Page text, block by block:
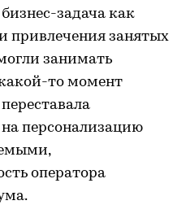
задача как
привлечения занятых
занимать
то момент
на персонализацию
оператора